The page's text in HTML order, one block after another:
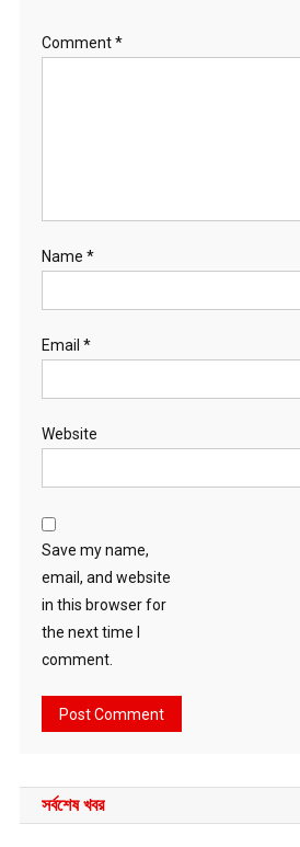
Comment*
Name *
Email *
Website
Save my name,
email, and website
in this browser for
the next time I
comment.
সর্বশেষ খবর